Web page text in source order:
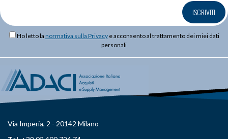
ISCRIVITI
Ho letto la normativa sulla Privacye acconsento al trattamento dei miei dati
personali
Via Imperia, 2 - 20142 Milano